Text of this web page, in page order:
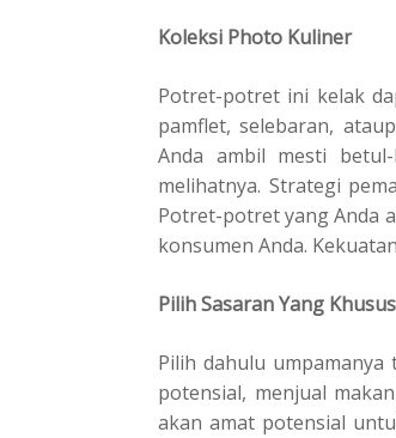
Koleksi Photo Kuliner
Potret-potret ini kelak
pamflet, selebaran,
Anda ambil mesti
melihatnya. Strategi
Potret-potret yang Anda
konsumen Anda.
Pilih Sasaran Yang Khusus
Pilih dahulu
potensial, menjual
akan amat potensial